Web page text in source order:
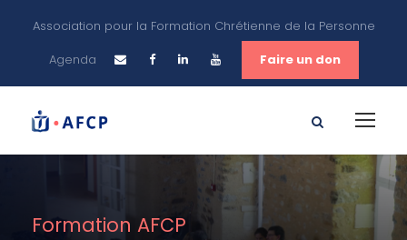
Association pour la Formation Chrétienne de la Personne
Agenda
Faire un don
Formation AFCP